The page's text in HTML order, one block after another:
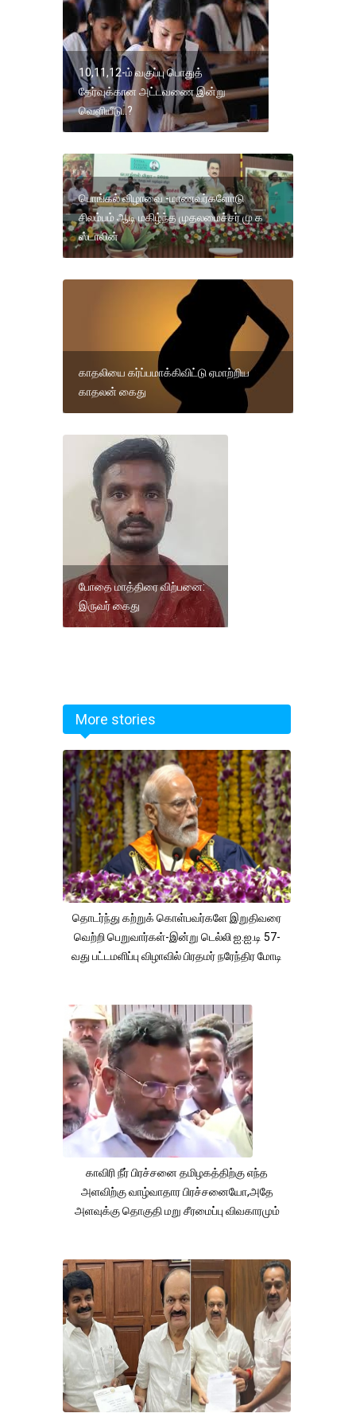
10,11,12-ம் வகுப்பு பொதுத்
தேர்வுக்கான அட்டவணை இன்று
வெளியீடு..?
பொங்கல் விழாவை -மாணவர்களோடு
சிலம்பம் ஆடி மகிழ்ந்த முதலமைச்சர் மு க
ஸ்டாலின்
காதலியை கர்ப்பமாக்கிவிட்டு ஏமாற்றிய
காதலன் கைது
போதை மாத்திரை விற்பனை:
இருவர் கைது
More stories
தொடர்ந்து கற்றுக் கொள்பவர்களே இறுதிவரை
வெற்றி பெறுவார்கள்-இன்று டெல்லி ஐ.ஐ.டி 57-
வது பட்டமளிப்பு விழாவில் பிரதமர் நரேந்திர மோடி
காவிரி நீர் பிரச்சனை தமிழகத்திற்கு எந்த
அளவிற்கு வாழ்வாதார பிரச்சனையோ,அதே
அளவுக்கு தொகுதி மறு சீரமைப்பு விவகாரமும்